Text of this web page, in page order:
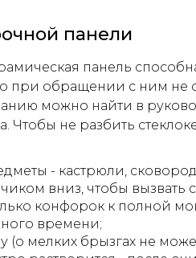
панели
панель
при обращении с ним не
можно найти в
не разбить
- кастрюли,
вниз, чтобы вызвать
конфорок к полной
времени;
(о мелких брызгах не